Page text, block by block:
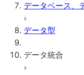
データベース、
データ型
データ統合